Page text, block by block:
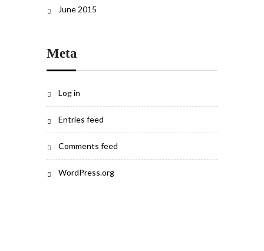
June 2015
Meta
Log in
Entries feed
Comments feed
WordPress.org